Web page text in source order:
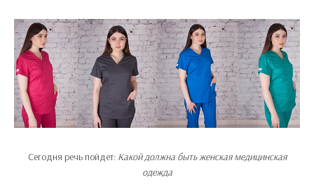
Сегодня речь пойдет: Какой должна быть женская медицинская
одежда